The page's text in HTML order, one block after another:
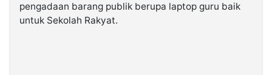
2026pengadaan barang publik berupa laptop guru baik
untuk Sekolah Rakyat.